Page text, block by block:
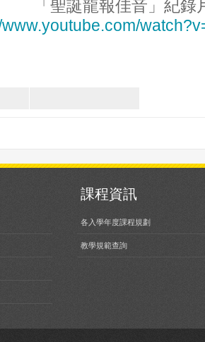
「聖誕龍報佳音」紀錄
課程資訊
各入學年度課程規劃
教學規範查詢